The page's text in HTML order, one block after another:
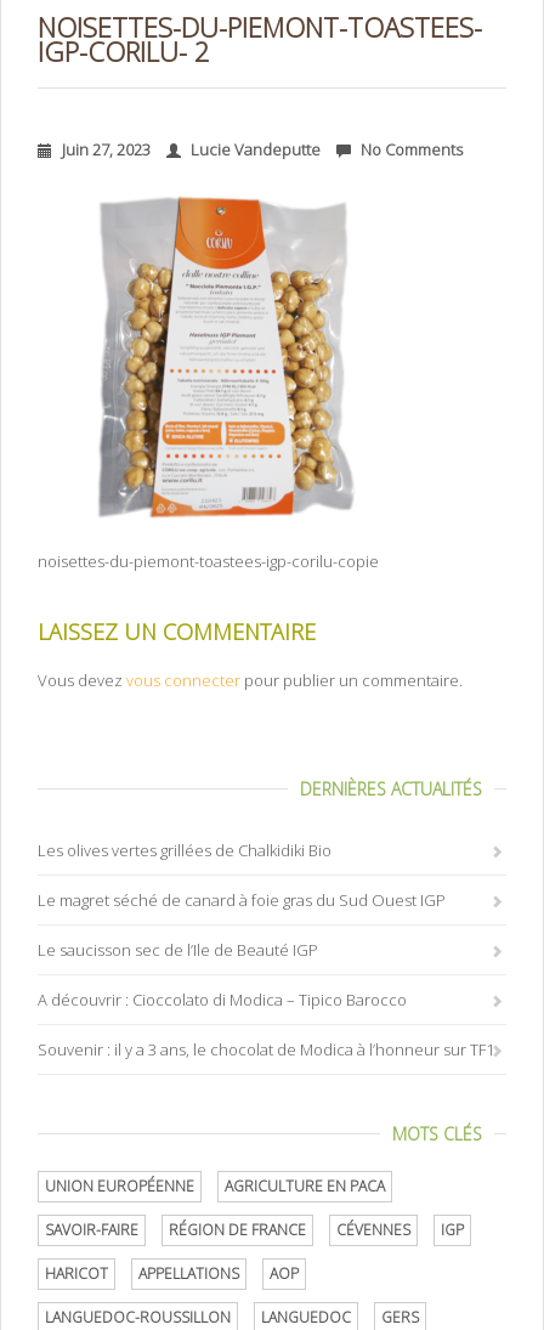
NOISETTES-DU-PIEMONT-TOASTEES-
IGP-CORILU- 2
Juin 27, 2023 Lucie Vandeputte No Comments
noisettes-du-piemont-toastees-igp-corilu-copie
LAISSEZ UN COMMENTAIRE
Vous devez vous connecter pour publier un commentaire.
DERNIÈRES ACTUALITÉS
Les olives vertes grillées de Chalkidiki Bio
Le magret séché de canard à foie gras du Sud Ouest IGP
Le saucisson sec de l’Ile de Beauté IGP
A découvrir : Cioccolato di Modica – Tipico Barocco
Souvenir : il y a 3 ans, le chocolat de Modica à l’honneur sur TF1
MOTS CLÉS
UNION EUROPÉENNE AGRICULTURE EN PACA
SAVOIR-FAIRE RÉGION DE FRANCE CÉVENNES IGP
HARICOT APPELLATIONS AOP
LANGUEDOC-ROUSSILLON LANGUEDOC GERS